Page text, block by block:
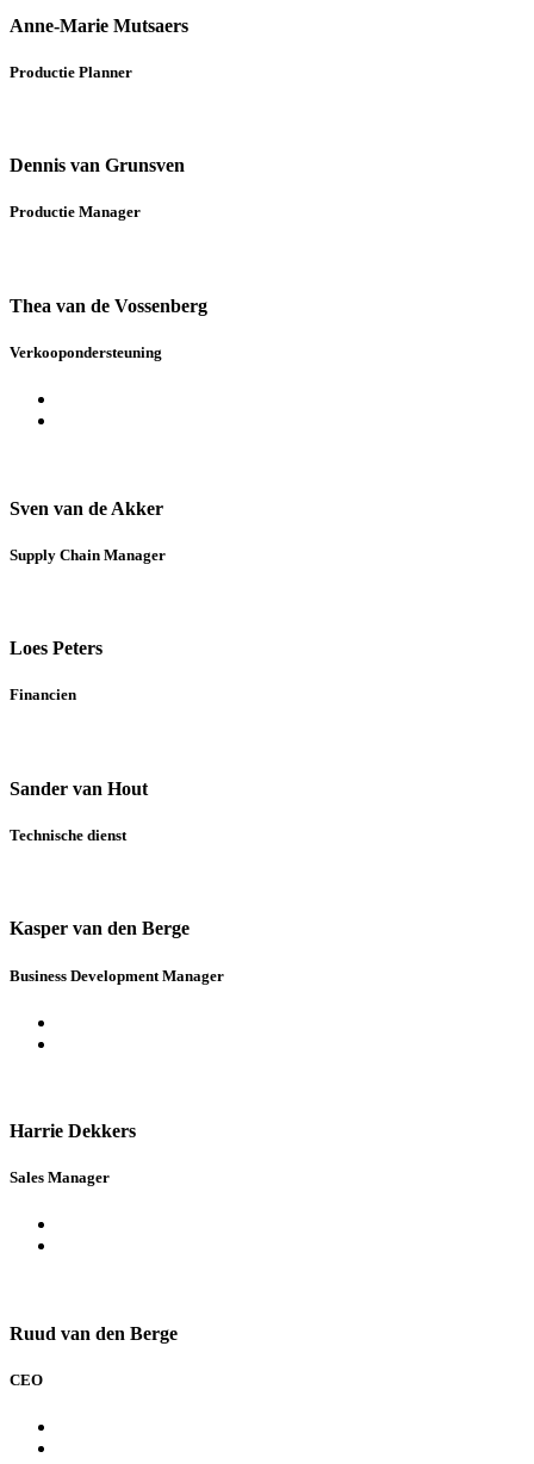
Anne-Marie Mutsaers
Productie Planner
Dennis van Grunsven
Productie Manager
Thea van de Vossenberg
Verkoopondersteuning
Sven van de Akker
Supply Chain Manager
Loes Peters
Financien
Sander van Hout
Technische dienst
Kasper van den Berge
Business Development Manager
Harrie Dekkers
Sales Manager
Ruud van den Berge
CEO